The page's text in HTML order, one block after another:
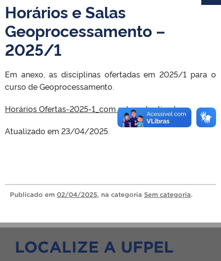
TELEFONES
Horários e Salas
Geoprocessamento –
2025/1
Em anexo, as disciplinas ofertadas em 2025/1 para o
curso de Geoprocessamento.
Horários Ofertas-2025-1_com salas_atualizado
Atualizado em 23/04/2025.
Publicado em 02/04/2025, na categoria Sem categoria.
LOCALIZE A UFPEL